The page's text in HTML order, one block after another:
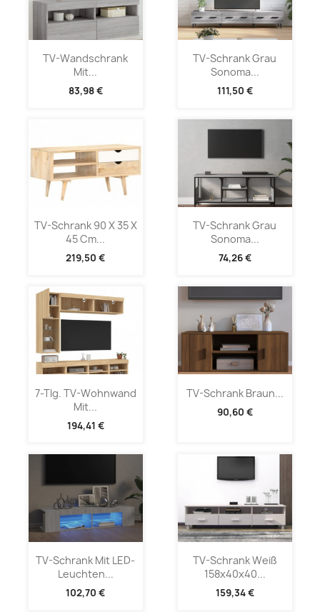
TV-Wandschrank
Mit...
83,98 €
TV-Schrank Grau
Sonoma...
111,50 €
TV-Schrank 90 X 35 X
45 Cm...
219,50 €
TV-Schrank Grau
Sonoma...
74,26 €
7-Tlg. TV-Wohnwand
Mit...
194,41 €
TV-Schrank Braun...
90,60 €
TV-Schrank Mit LED-
Leuchten...
102,70 €
TV-Schrank Weiß
158x40x40...
159,34 €